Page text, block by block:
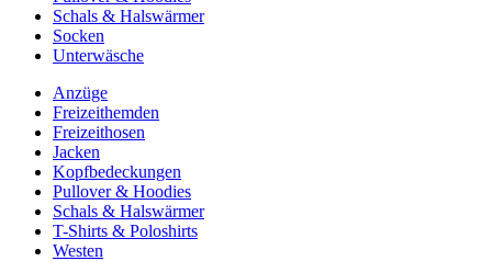
Schals & Halswärmer
Socken
Unterwäsche
Anzüge
Freizeithemden
Freizeithosen
Jacken
Kopfbedeckungen
Pullover & Hoodies
Schals & Halswärmer
T-Shirts & Poloshirts
Westen